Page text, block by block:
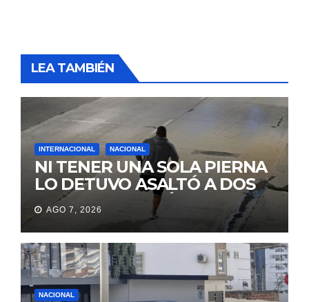
LEA TAMBIÉN
INTERNACIONAL NACIONAL
NI TENER UNA SOLA PIERNA
LO DETUVO ASALTÓ A DOS
MUJERES Y HUYÓ
BRINCANDO.
AGO 7, 2026
NACIONAL